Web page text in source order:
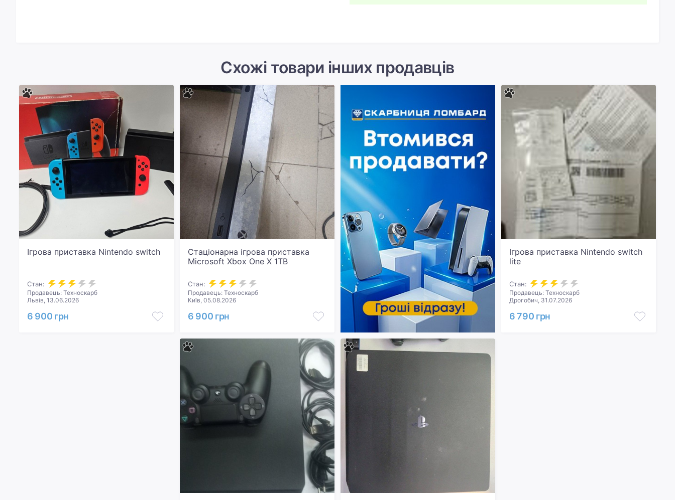
Схожі товари інших продавців
Ігрова приставка Nintendo switch
Стан:
Продавець: Техноскарб
Львів, 13.06.2026
6 900 грн
Стаціонарна ігрова приставка
Microsoft Xbox One X 1TB
Стан:
Продавець: Техноскарб
Київ, 05.08.2026
6 900 грн
Ігрова приставка Nintendo switch
lite
Стан:
Продавець: Техноскарб
Дрогобич, 31.07.2026
6 790 грн